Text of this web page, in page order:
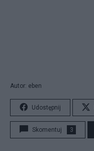
Autor: eben
Udostępnij
Skomentuj 3